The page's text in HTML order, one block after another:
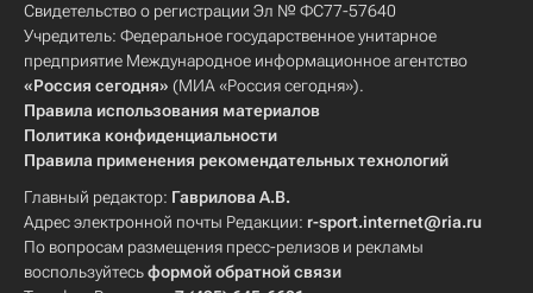
Свидетельство о регистрации Эл № ФС77-57640
Учредитель: Федеральное государственное унитарное
предприятие Международное информационное агентство
«Россия сегодня» (МИА «Россия сегодня»).
Правила использования материалов
Политика конфиденциальности
Правила применения рекомендательных технологий
Главный редактор: Гаврилова А.В.
Адрес электронной почты Редакции: r-sport.internet@ria.ru
По вопросам размещения пресс-релизов и рекламы
воспользуйтесьформой обратной связи